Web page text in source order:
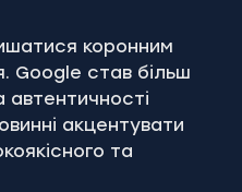
Google став більш
акцентувати
та